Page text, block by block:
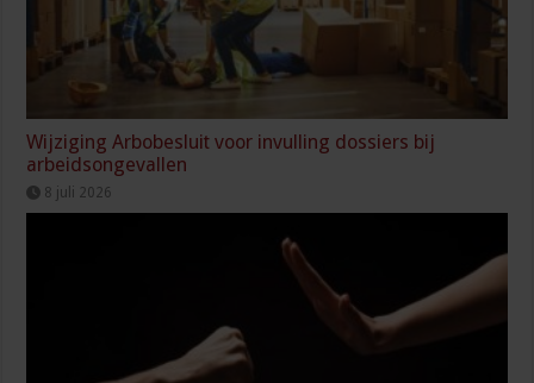
Wijziging Arbobesluit voor invulling dossiers bij
arbeidsongevallen
8 juli 2026